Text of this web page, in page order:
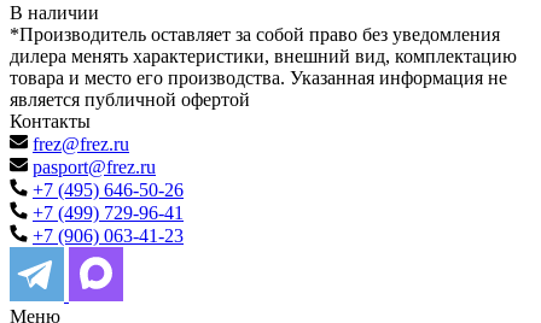
В наличии
*Производитель оставляет за собой право без уведомления
дилера менять характеристики, внешний вид, комплектацию
товара и место его производства. Указанная информация не
является публичной офертой
Контакты
frez@frez.ru
pasport@frez.ru
+7 (495) 646-50-26
+7 (499) 729-96-41
+7 (906) 063-41-23
Меню